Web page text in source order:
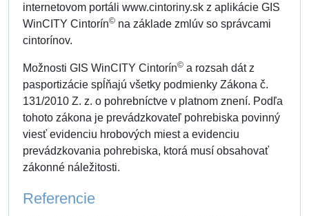
internetovom portáli www.cintoriny.sk z aplikácie GIS
WinCITY Cintorín© na základe zmlúv so správcami
cintorínov.
Možnosti GIS WinCITY Cintorín© a rozsah dát z
pasportizácie spĺňajú všetky podmienky Zákona č.
131/2010 Z. z. o pohrebníctve v platnom znení. Podľa
tohoto zákona je prevádzkovateľ pohrebiska povinný
viesť evidenciu hrobových miest a evidenciu
prevádzkovania pohrebiska, ktorá musí obsahovať
zákonné náležitosti.
Referencie